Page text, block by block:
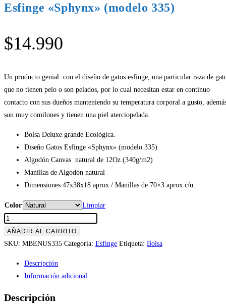
Esfinge «Sphynx» (modelo 335)
$14.990
Un producto genial con el diseño de gatos esfinge, una particular raza de
que no tienen pelo o son pelados, por lo cual necesitan estar en continuo
contacto con sus dueños manteniendo su temperatura corporal a gusto,
son muy comilones y tienen una piel aterciopelada.
Bolsa Deluxe grande Ecológica.
Diseño Gatos Esfinge «Sphynx» (modelo 335)
Algodón Canvas natural de 12Oz (340g/m2)
Manillas de Algodón natural
Dimensiones 47x38x18 aprox / Manillas de 70×3 aprox c/u.
Color
Limpiar
Bolsa
Reutilizable
100%
Esfinge
«Sphynx»
AÑADIR AL CARRITO
SKU: MBENUS335 Categoría: Esfinge Etiqueta: Bolsa
Descripción
Información adicional
Descripción